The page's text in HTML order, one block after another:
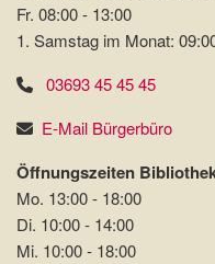
Fr. 08:00 - 13:00
1. Samstag im Monat:
03693 45 45 45
E-Mail Bürgerbüro
Öffnungszeiten
Mo. 13:00 - 18:00
Di. 10:00 - 14:00
Mi. 10:00 - 18:00